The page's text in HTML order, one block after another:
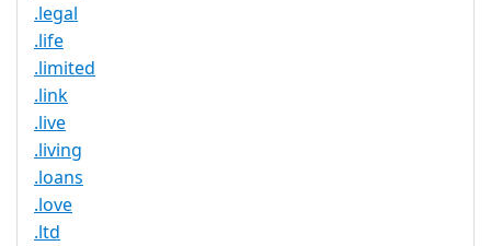
.legal
.life
.limited
.link
.live
.living
.loans
.love
.ltd